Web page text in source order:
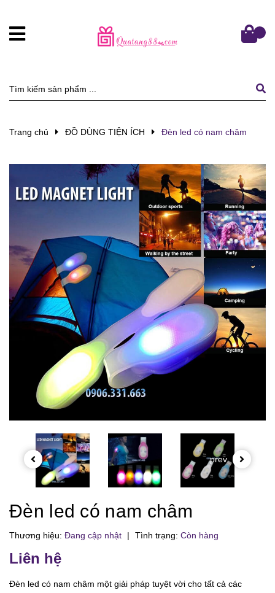
Trang chủ ĐỒ DÙNG TIỆN ÍCH Đèn led có nam châm
prev
Đèn led có nam châm
Thương hiệu: Đang cập nhật | Tình trạng: Còn hàng
Liên hệ
Đèn led có nam châm một giải pháp tuyệt vời cho tất cả các